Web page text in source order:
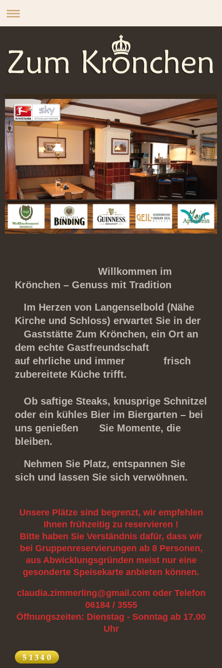
Willkommen im
Krönchen – Genuss mit Tradition
Im Herzen von Langenselbold (Nähe
Kirche und Schloss) erwartet Sie in der
Gaststätte Zum Krönchen, ein Ort an
dem echte Gastfreundschaft
auf ehrliche und immer frisch
zubereitete Küche trifft.
Ob saftige Steaks, knusprige Schnitzel
oder ein kühles Bier im Biergarten – bei
uns genießen Sie Momente, die
bleiben.
Nehmen Sie Platz, entspannen Sie
sich und lassen Sie sich verwöhnen.
Unsere Plätze sind begrenzt, wir empfehlen
Ihnen frühzeitig zu reservieren !
Bitte haben Sie Verständnis dafür, dass wir
bei Gruppenreservierungen ab 8 Personen,
aus Abwicklungsgründen meist nur eine
gesonderte Speisekarte anbieten können.
claudia.zimmerling@gmail.com oder Telefon
06184 / 3555
Öffnungszeiten: Dienstag - Sonntag ab 17.00
Uhr